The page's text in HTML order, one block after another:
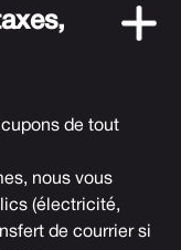
de tout
nous vous
(électricité,
de courrier si